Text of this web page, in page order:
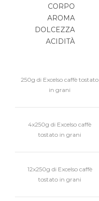
CORPO
AROMA
DOLCEZZA
ACIDITÀ
250g di Excelso caffè tostato
in grani
4x250g di Excelso caffè
tostato in grani
12x250g di Excelso caffè
tostato in grani